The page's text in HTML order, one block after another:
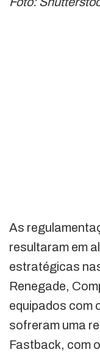
As
resultaram em
estratégicas
Renegade,
equipados com
sofreram uma
Fastback, com